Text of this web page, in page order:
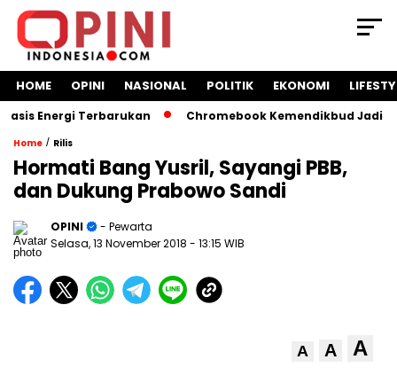
HOME OPINI NASIONAL POLITIK EKONOMI
Energi Terbarukan Chromebook Kemendikbud Jadi
Home / Rilis
Hormati Bang Yusril, Sayangi PBB,
dan Dukung Prabowo Sandi
OPINI
- Pewarta
Selasa, 13 November 2018 - 13:15 WIB
A A A